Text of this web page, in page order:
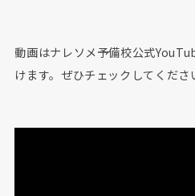
動画はナレソメ予備校公式
けます。ぜひチェックしてくださ